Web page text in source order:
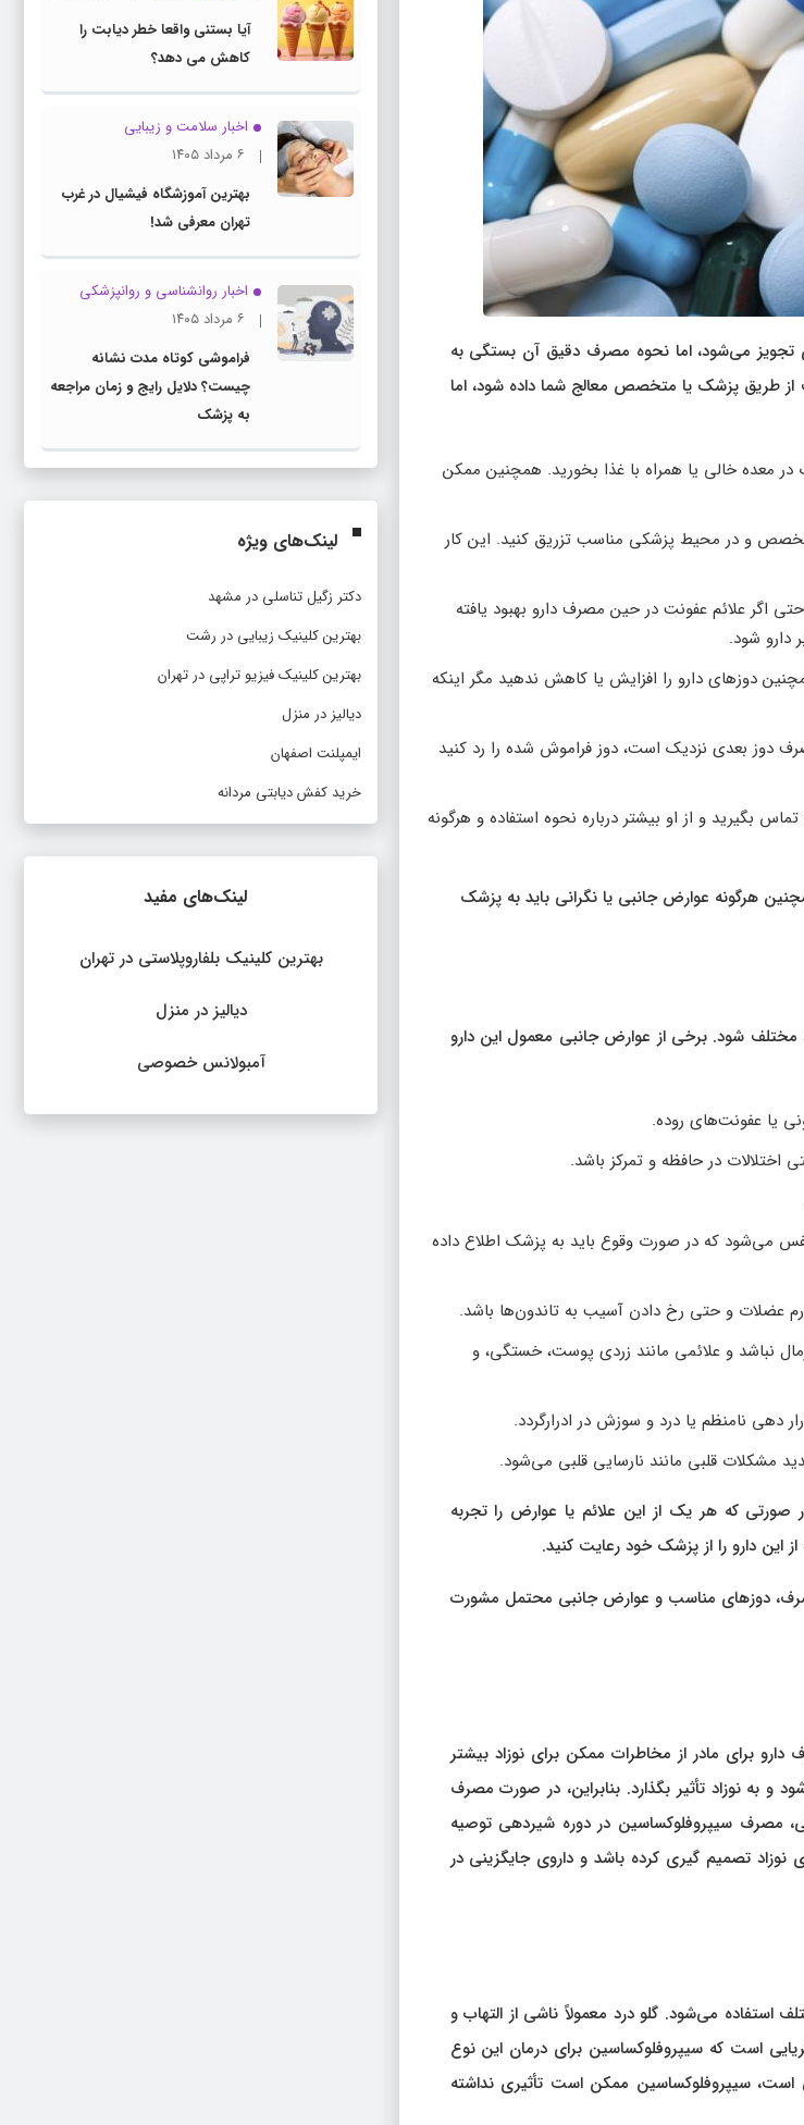
تجویز می‌شود، اما نحوه مصرف دقیق آن بستگی به
طریق پزشک یا متخصص معالج شما داده شود، اما
معده خالی یا همراه با غذا بخورید. همچنین ممکن
و در محیط پزشکی مناسب تزریق کنید. این کار
اگر علائم عفونت در حین مصرف دارو بهبود یافته
دارو شود.
دوزهای دارو را افزایش یا کاهش ندهید مگر اینکه
دوز بعدی نزدیک است، دوز فراموش شده را رد کنید
بگیرید و از او بیشتر درباره نحوه استفاده و هرگونه
هرگونه عوارض جانبی یا نگرانی باید به پزشک
شود. برخی از عوارض جانبی معمول این دارو
می‌شود که در صورت وقوع باید به پزشک اطلاع داده
نباشد و علائمی مانند زردی پوست، خستگی، و
که هر یک از این علائم یا عوارض را تجربه
این دارو را از پزشک خود رعایت کنید.
مصرف، دوزهای مناسب و عوارض جانبی محتمل مشورت
برای مادر از مخاطرات ممکن برای نوزاد بیشتر
به نوزاد تأثیر بگذارد. بنابراین، در صورت مصرف
مصرف سیپروفلوکساسین در دوره شیردهی توصیه
نوزاد تصمیم گیری کرده باشد و داروی جایگزینی در
می‌شود. گلو درد معمولاً ناشی از التهاب و
است که سیپروفلوکساسین برای درمان این نوع
سیپروفلوکساسین ممکن است تأثیری نداشته
آیا بستنی واقعا خطر دیابت را
کاهش می دهد؟
اخبار سلامت و زیبایی
۶ مرداد ۱۴۰۵
بهترین آموزشگاه فیشیال در غرب
تهران معرفی شد!
اخبار روانشناسی و روانپزشكی
۶ مرداد ۱۴۰۵
فراموشی کوتاه مدت نشانه
چیست؟ دلایل رایج و زمان مراجعه
به پزشک
لینک‌های ویژه
دکتر زگیل تناسلی در مشهد
بهترین کلینیک زیبایی در رشت
بهترین کلینیک فیزیو تراپی در تهران
دیالیز در منزل
ایمپلنت اصفهان
خرید کفش دیابتی مردانه
لینک‌های مفید
بهترین کلینیک بلفاروپلاستی در تهران
دیالیز در منزل
آمبولانس خصوصی